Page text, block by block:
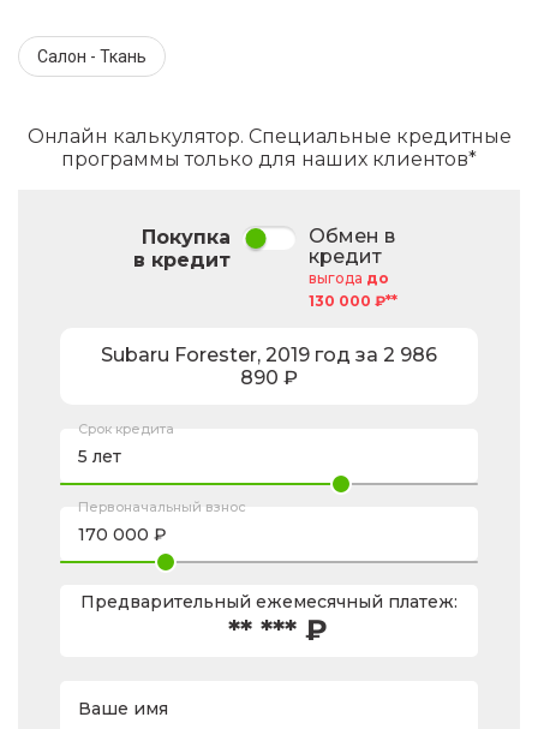
Салон - Ткань
Онлайн калькулятор. Специальные кредитные
программы только для наших клиентов*
Покупка
в кредит
Обмен в
кредит
выгода до
130 000 ₽**
Subaru Forester, 2019 год за 2 986
890 ₽
Срок кредита
Первоначальный взнос
Предварительный ежемесячный платеж:
** *** ₽
Ваше имя